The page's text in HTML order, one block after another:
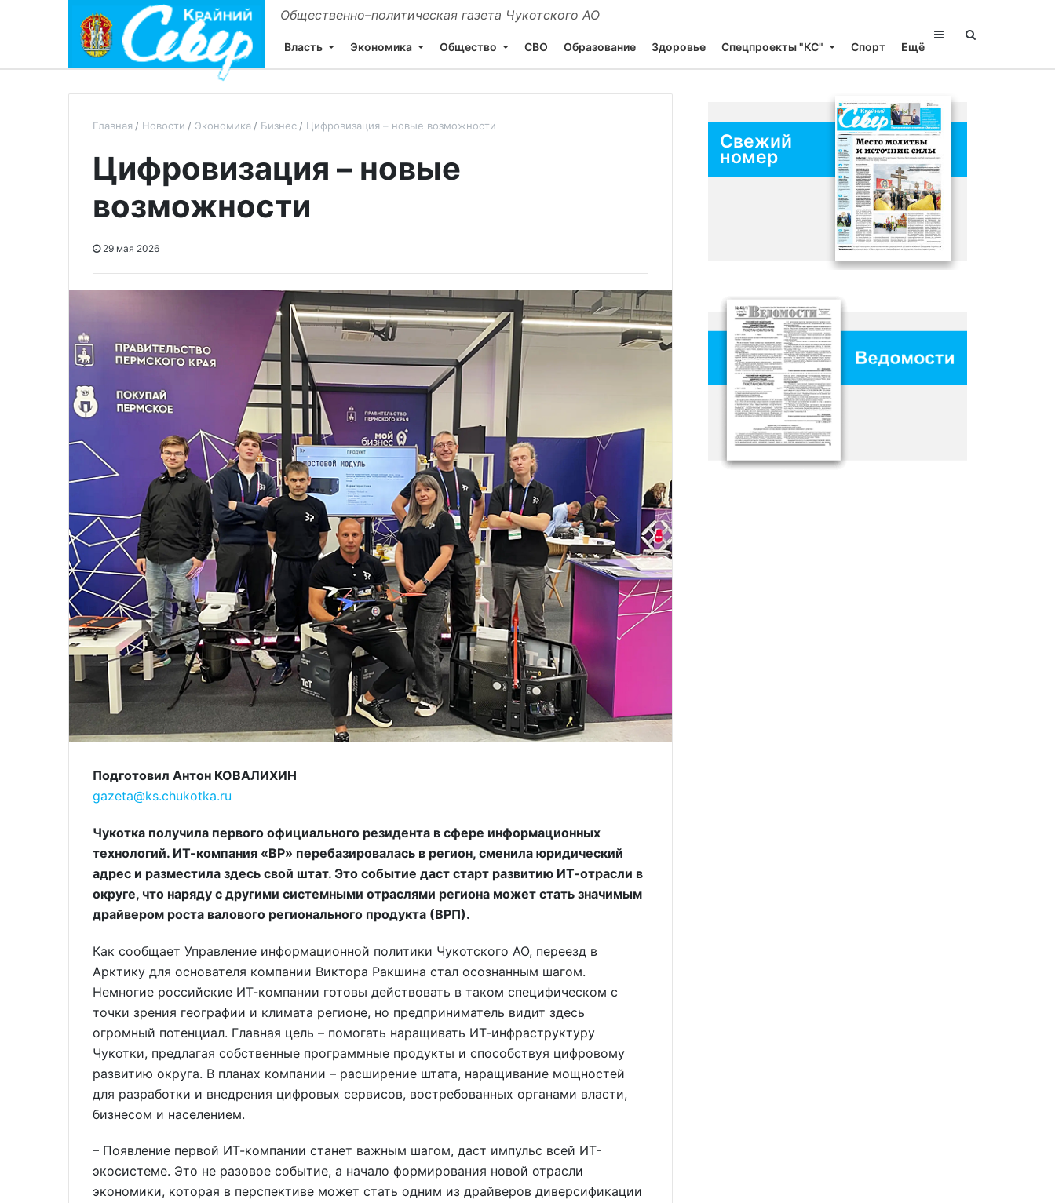
Общественно–политическая газета Чукотского АО
Власть Экономика Общество СВО Образование Здоровье Спецпроекты "КС" Спорт Ещё
Главная Новости Экономика Бизнес Цифровизация – новые возможности
Цифровизация – новые
возможности
29 мая 2026
Подготовил Антон КОВАЛИХИН
gazeta@ks.chukotka.ru
Чукотка получила первого официального резидента в сфере информационных
технологий. ИТ-компания «ВР» перебазировалась в регион, сменила юридический
адрес и разместила здесь свой штат. Это событие даст старт развитию ИТ-отрасли в
округе, что наряду с другими системными отраслями региона может стать значимым
драйвером роста валового регионального продукта (ВРП).
Как сообщает Управление информационной политики Чукотского АО, переезд в
Арктику для основателя компании Виктора Ракшина стал осознанным шагом.
Немногие российские ИТ-компании готовы действовать в таком специфическом с
точки зрения географии и климата регионе, но предприниматель видит здесь
огромный потенциал. Главная цель – помогать наращивать ИТ-инфраструктуру
Чукотки, предлагая собственные программные продукты и способствуя цифровому
развитию округа. В планах компании – расширение штата, наращивание мощностей
для разработки и внедрения цифровых сервисов, востребованных органами власти,
бизнесом и населением.
– Появление первой ИТ-компании станет важным шагом, даст импульс всей ИТ-
экосистеме. Это не разовое событие, а начало формирования новой отрасли
экономики, которая в перспективе может стать одним из драйверов диверсификации
Свежий
номер